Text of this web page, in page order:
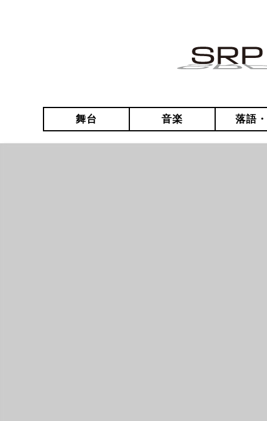
舞台 音楽 落語